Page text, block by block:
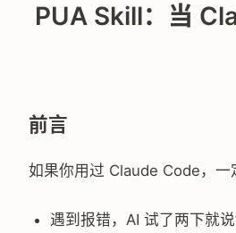
PUA Skill：当
前言
如果你用过 Claude Code，一
遇到报错，AI 试了两下就